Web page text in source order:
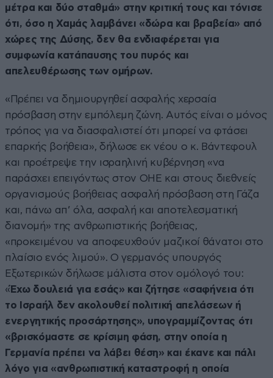
μέτρα και δύο σταθμά» στην κριτική τους και τόνισε
ότι, όσο η Χαμάς λαμβάνει «δώρα και βραβεία» από
χώρες της Δύσης, δεν θα ενδιαφέρεται για
συμφωνία κατάπαυσης του πυρός και
απελευθέρωσης των ομήρων.
«Πρέπει να δημιουργηθεί ασφαλής χερσαία
πρόσβαση στην εμπόλεμη ζώνη. Αυτός είναι ο μόνος
τρόπος για να διασφαλιστεί ότι μπορεί να φτάσει
επαρκής βοήθεια», δήλωσε εκ νέου ο κ. Βάντεφουλ
και προέτρεψε την ισραηλινή κυβέρνηση «να
παράσχει επειγόντως στον ΟΗΕ και στους διεθνείς
οργανισμούς βοήθειας ασφαλή πρόσβαση στη Γάζα
και, πάνω απ’ όλα, ασφαλή και αποτελεσματική
διανομή» της ανθρωπιστικής βοήθειας,
«προκειμένου να αποφευχθούν μαζικοί θάνατοι στο
πλαίσιο ενός λιμού». Ο γερμανός υπουργός
Εξωτερικών δήλωσε μάλιστα στον ομόλογό του:
«Έχω δουλειά για εσάς» και ζήτησε «σαφήνεια ότι
το Ισραήλ δεν ακολουθεί πολιτική απελάσεων ή
ενεργητικής προσάρτησης», υπογραμμίζοντας ότι
«βρισκόμαστε σε κρίσιμη φάση, στην οποία η
Γερμανία πρέπει να λάβει θέση» και έκανε και πάλι
λόγο για «ανθρωπιστική καταστροφή η οποία